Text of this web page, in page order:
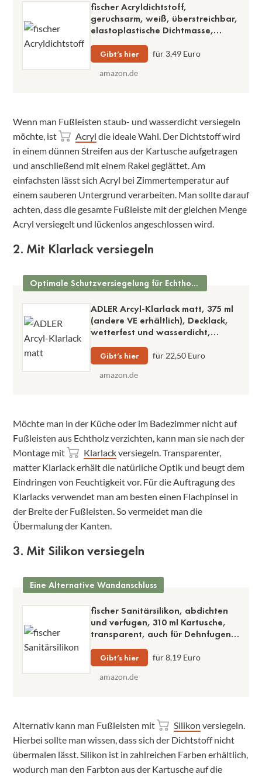
fischer Acryldichtstoff,
geruchsarm, weiß, überstreichbar,
elastoplastische Dichtmasse,
einfache Anwendung, 310 ml
Kartusche
Gibt’s hier
für 3,49 Euro
amazon.de
Wenn man Fußleisten staub- und wasserdicht versiegeln
möchte, ist
Acryl die ideale Wahl. Der Dichtstoff wird
in einem dünnen Streifen aus der Kartusche aufgetragen
und anschließend mit einem Rakel geglättet. Am
einfachsten lässt sich Acryl bei Zimmertemperatur auf
einem sauberen Untergrund verarbeiten. Man sollte darauf
achten, dass die gesamte Fußleiste mit der gleichen Menge
Acryl versiegelt und lückenlos angeschlossen wird.
2. Mit Klarlack versiegeln
Optimale Schutzversiegelung für Echtholz-Sockelleisten
ADLER Arcyl-Klarlack matt, 375 ml
(andere VE erhältlich), Decklack,
wetterfest und wasserdicht,
farblos
Gibt’s hier
für 22,50 Euro
amazon.de
Möchte man in der Küche oder im Badezimmer nicht auf
Fußleisten aus Echtholz verzichten, kann man sie nach der
Montage mit
Klarlackversiegeln. Transparenter,
matter Klarlack erhält die natürliche Optik und beugt dem
Eindringen von Feuchtigkeit vor. Für die Auftragung des
Klarlacks verwendet man am besten einen Flachpinsel in
der Breite der Fußleisten. So vermeidet man die
Übermalung der Kanten.
3. Mit Silikon versiegeln
Eine Alternative Wandanschluss
fischer Sanitärsilikon, abdichten
und verfugen, 310 ml Kartusche,
transparent, auch für Dehnfugen
gut geeignet
Gibt’s hier
für 8,19 Euro
amazon.de
Alternativ kann man Fußleisten mit Silikon versiegeln.
Hierbei sollte man wissen, dass sich der Dichtstoff nicht
übermalen lässt. Silikon ist in zahlreichen Farben erhältlich,
wodurch man den Farbton aus der Kartusche auf die